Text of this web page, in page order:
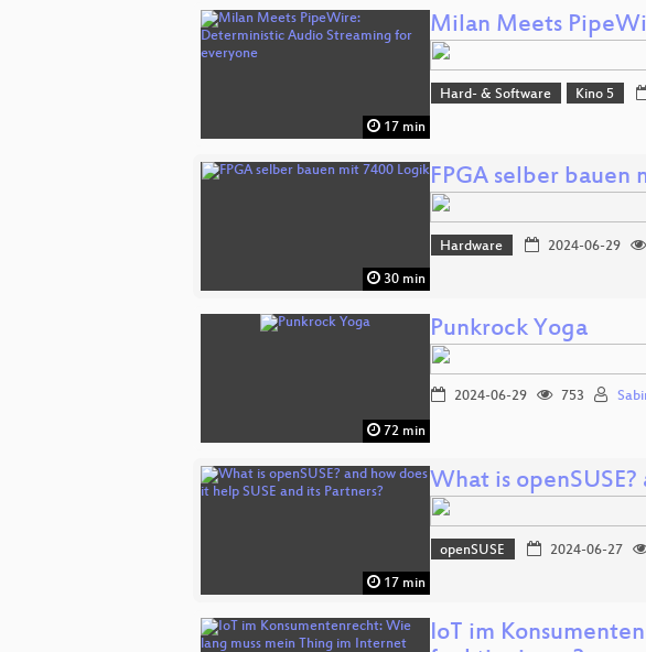
17 min
Milan Meets
Hard- & Software Kino 5
30 min
FPGA selber bauen
Hardware 2024-06-29
72 min
Punkrock Yoga
2024-06-29 753
17 min
What is
openSUSE 2024-06-27
IoT im